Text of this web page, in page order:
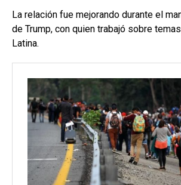
La relación fue mejorando durante el
de Trump, con quien trabajó sobre
Latina.